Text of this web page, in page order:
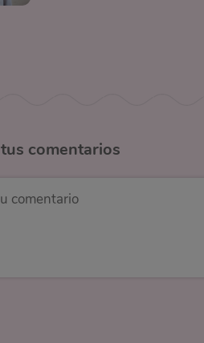
tus comentarios